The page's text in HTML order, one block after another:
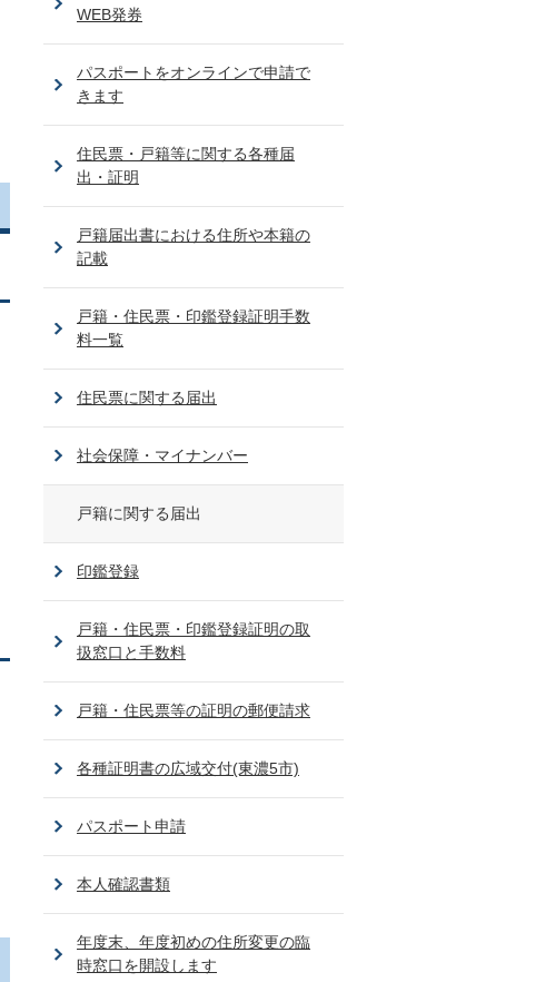
WEB発券
パスポートをオンラインで申請で
きます
住民票・戸籍等に関する各種届
出・証明
戸籍届出書における住所や本籍の
記載
戸籍・住民票・印鑑登録証明手数
料一覧
住民票に関する届出
社会保障・マイナンバー
戸籍に関する届出
印鑑登録
戸籍・住民票・印鑑登録証明の取
扱窓口と手数料
戸籍・住民票等の証明の郵便請求
各種証明書の広域交付(東濃5市)
パスポート申請
本人確認書類
年度末、年度初めの住所変更の臨
時窓口を開設します